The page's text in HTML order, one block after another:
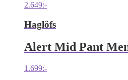
2.649:-
Haglöfs
Alert Mid Pant
1.699:-